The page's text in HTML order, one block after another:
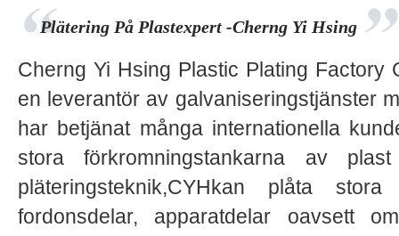
Plätering På Plastexpert -Cherng Yi Hsing
Cherng Yi Hsing Plastic Plating Factory
en leverantör av galvaniseringstjänster
har betjänat många internationella
stora förkromningstankarna av
pläteringsteknik,CYHkan plåta
fordonsdelar, apparatdelar oavsett